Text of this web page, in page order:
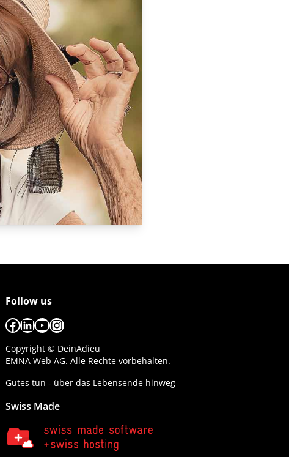
Follow us
Facebook
LinkedIn
YouTube
Instagram
Copyright © DeinAdieu
EMNA Web AG. Alle Rechte vorbehalten.
Gutes tun - über das Lebensende hinweg
Swiss Made